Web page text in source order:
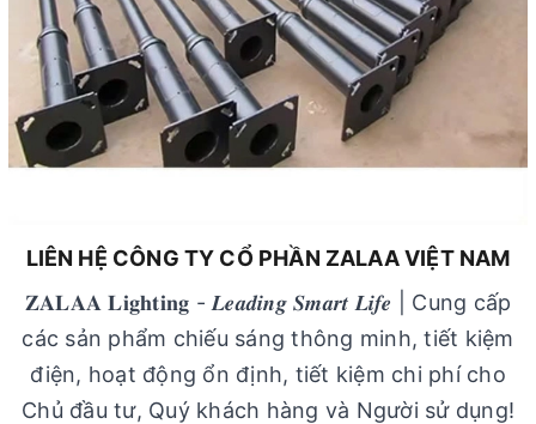
LIÊN HỆ CÔNG TY CỔ PHẦN ZALAA VIỆT NAM
𝐙𝐀𝐋𝐀𝐀 𝐋𝐢𝐠𝐡𝐭𝐢𝐧𝐠 - 𝑳𝒆𝒂𝒅𝒊𝒏𝒈 𝑺𝒎𝒂𝒓𝒕 𝑳𝒊𝒇𝒆 | Cung cấp
các sản phẩm chiếu sáng thông minh, tiết kiệm
điện, hoạt động ổn định, tiết kiệm chi phí cho
Chủ đầu tư, Quý khách hàng và Người sử dụng!